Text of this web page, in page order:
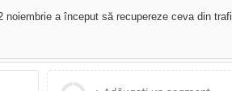
a început să recupereze ceva din